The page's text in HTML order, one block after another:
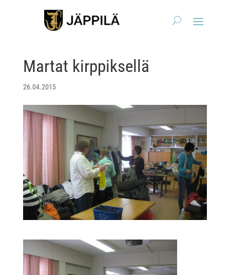
Martat kirppiksellä
26.04.2015